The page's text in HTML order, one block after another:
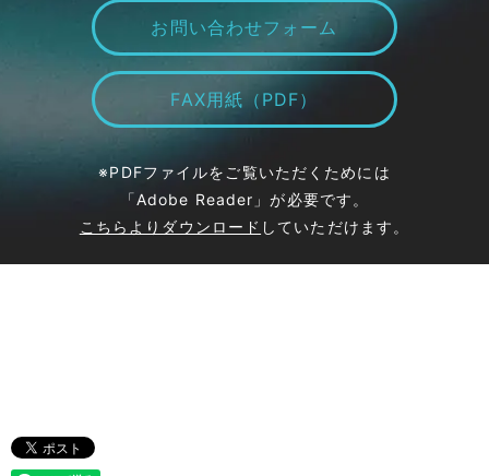
お問い合わせフォーム
FAX用紙（PDF）
※PDFファイルをご覧いただくためには
「Adobe Reader」が必要です。
こちらよりダウンロード していただけます。